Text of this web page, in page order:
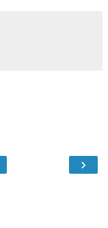
›